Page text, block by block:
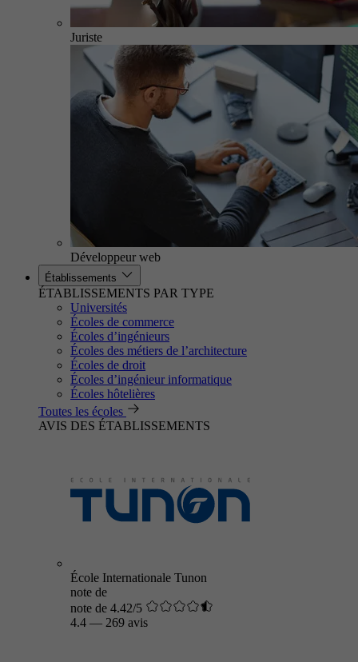
Juriste
Développeur web
Établissements
ÉTABLISSEMENTS PAR TYPE
Universités
Écoles de commerce
Écoles d’ingénieurs
Écoles des métiers de l’architecture
Écoles de droit
Écoles d’ingénieur informatique
Écoles hôtelières
Toutes les écoles
AVIS DES ÉTABLISSEMENTS
École Internationale Tunon
note de
note de 4.42/5
4.4 — 269 avis